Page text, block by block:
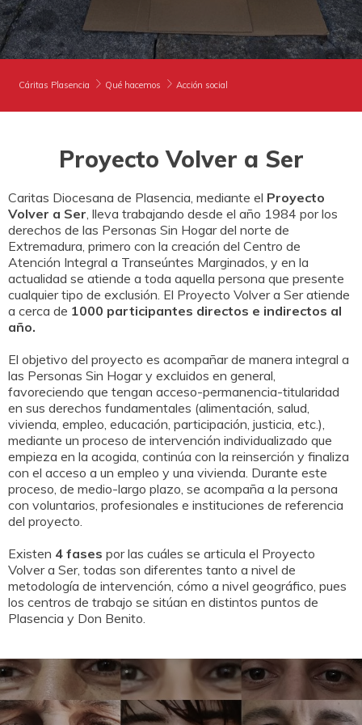
ACCESO PARA USUARIOS
COOPERACIÓN INTERNACIONAL
CAMPAÑAS
HAZTE VOLUNTARIO
NECESITAS APOYO
Cáritas Plasencia Qué hacemos Acción social
Proyecto Volver a Ser
Caritas Diocesana de Plasencia, mediante el Proyecto
Volver a Ser, lleva trabajando desde el año 1984 por los
derechos de las Personas Sin Hogar del norte de
Extremadura, primero con la creación del Centro de
Atención Integral a Transeúntes Marginados, y en la
actualidad se atiende a toda aquella persona que presente
cualquier tipo de exclusión. El Proyecto Volver a Ser atiende
a cerca de 1000 participantes directos e indirectos al
año.
El objetivo del proyecto es acompañar de manera integral a
las Personas Sin Hogar y excluidos en general,
favoreciendo que tengan acceso-permanencia-titularidad
en sus derechos fundamentales (alimentación, salud,
vivienda, empleo, educación, participación, justicia, etc.),
mediante un proceso de intervención individualizado que
empieza en la acogida, continúa con la reinserción y finaliza
con el acceso a un empleo y una vivienda. Durante este
proceso, de medio-largo plazo, se acompaña a la persona
con voluntarios, profesionales e instituciones de referencia
del proyecto.
Existen 4 fases por las cuáles se articula el Proyecto
Volver a Ser, todas son diferentes tanto a nivel de
metodología de intervención, cómo a nivel geográfico, pues
los centros de trabajo se sitúan en distintos puntos de
Plasencia y Don Benito.